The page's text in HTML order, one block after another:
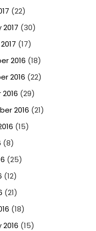
(22)
(30)
(17)
2016 (18)
2016 (22)
(29)
2016 (21)
(15)
(8)
(25)
(12)
(21)
(18)
(15)